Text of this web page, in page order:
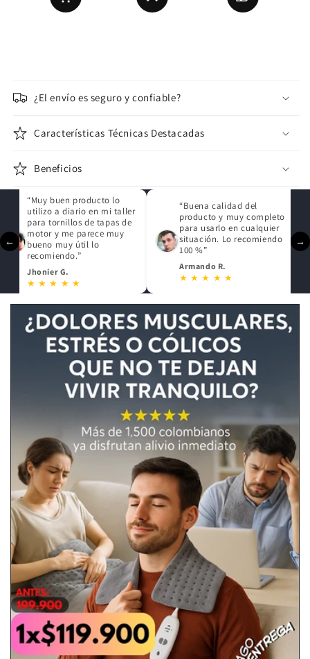
¿El envío es seguro y confiable?
Características Técnicas Destacadas
Beneficios
←
“Muy buen producto lo
utilizo a diario en mi taller
para tornillos de tapas de
motor y me parece muy
bueno muy útil lo
recomiendo.”
Jhonier G.
★ ★ ★ ★ ★
“Buena calidad del
producto y muy completo
para usarlo en cualquier
situación. Lo recomiendo
100 %”
Armando R.
★ ★ ★ ★ ★
→